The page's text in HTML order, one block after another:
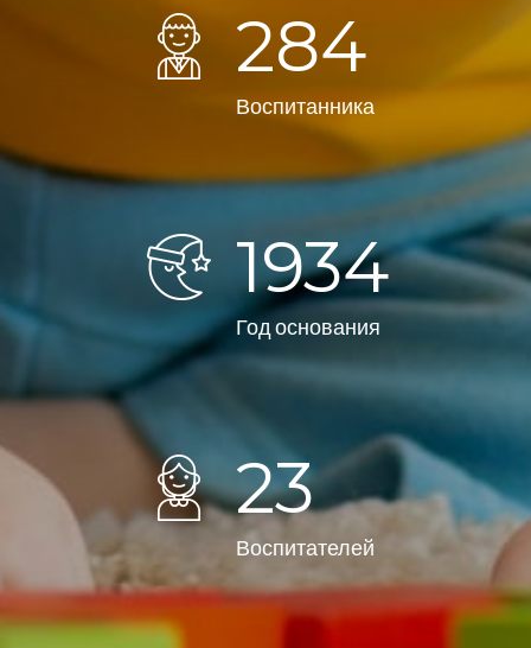
288
Воспитанника
1962
Год основания
23
Воспитателей